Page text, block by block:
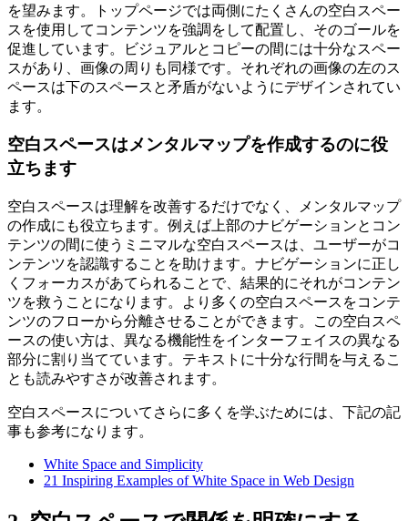
を望みます。トップページでは両側にたくさんの空白スペー
スを使用してコンテンツを強調をして配置し、そのゴールを
促進しています。ビジュアルとコピーの間には十分なスペー
スがあり、画像の周りも同様です。それぞれの画像の左のス
ペースは下のスペースと矛盾がないようにデザインされてい
ます。
空白スペースはメンタルマップを作成するのに役
立ちます
空白スペースは理解を改善するだけでなく、メンタルマップ
の作成にも役立ちます。例えば上部のナビゲーションとコン
テンツの間に使うミニマルな空白スペースは、ユーザーがコ
ンテンツを認識することを助けます。ナビゲーションに正し
くフォーカスがあてられることで、結果的にそれがコンテン
ツを救うことになります。より多くの空白スペースをコンテ
ンツのフローから分離させることができます。この空白スペ
ースの使い方は、異なる機能性をインターフェイスの異なる
部分に割り当てています。テキストに十分な行間を与えるこ
とも読みやすさが改善されます。
空白スペースについてさらに多くを学ぶためには、下記の記
事も参考になります。
White Space and Simplicity
21 Inspiring Examples of White Space in Web Design